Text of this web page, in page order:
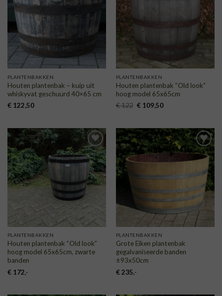
AAN
PLANTENBAKKEN
Houten plantenbak – kuip uit
whiskyvat geschuurd 40×65 cm
€122,50
PLANTENBAKKEN
Houten plantenbak “Old look”
hoog model 65x65cm
€122 Oorspronkelijke
€109,50Huidige
TOEVOEGEN
AAN
VERLANGLIJST
PLANTENBAKKEN
Houten plantenbak “Old look”
hoog model 65x65cm, zwarte
banden
€172,-
TOEVOEGEN
AAN
VERLANGLIJST
PLANTENBAKKEN
Grote Eiken plantenbak
gegalvaniseerde banden
±93x50cm
€235,-